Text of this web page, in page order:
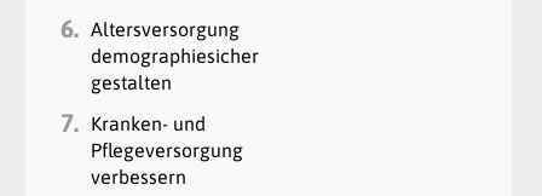
6. Altersversorgung
demographiesicher
gestalten
7.
Kranken- und
Pflegeversorgung
verbessern